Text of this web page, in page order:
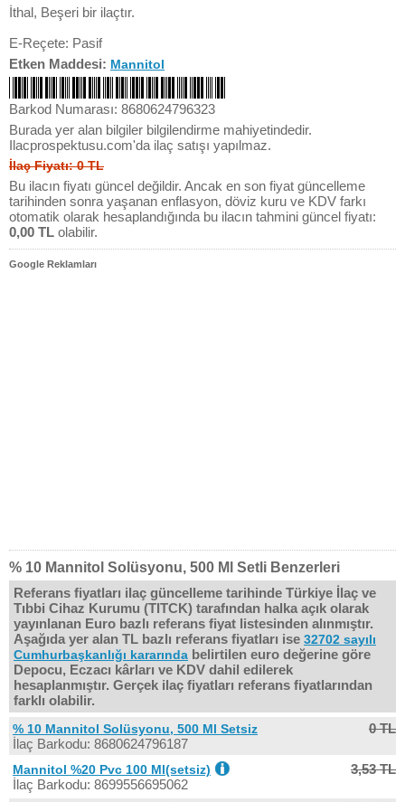
İthal, Beşeri bir ilaçtır.
E-Reçete: Pasif
Etken Maddesi: Mannitol
Barkod Numarası: 8680624796323
Burada yer alan bilgiler bilgilendirme mahiyetindedir.
Ilacprospektusu.com'da ilaç satışı yapılmaz.
İlaç Fiyatı: 0 TL
Bu ilacın fiyatı güncel değildir. Ancak en son fiyat güncelleme
tarihinden sonra yaşanan enflasyon, döviz kuru ve KDV farkı
otomatik olarak hesaplandığında bu ilacın tahmini güncel fiyatı:
0,00 TL olabilir.
Google Reklamları
% 10 Mannitol Solüsyonu, 500 Ml Setli Benzerleri
Referans fiyatları ilaç güncelleme tarihinde Türkiye İlaç ve
Tıbbi Cihaz Kurumu (TITCK) tarafından halka açık olarak
yayınlanan Euro bazlı referans fiyat listesinden alınmıştır.
Aşağıda yer alan TL bazlı referans fiyatları ise 32702 sayılı
Cumhurbaşkanlığı kararında belirtilen euro değerine göre
Depocu, Eczacı kârları ve KDV dahil edilerek
hesaplanmıştır. Gerçek ilaç fiyatları referans fiyatlarından
farklı olabilir.
% 10 Mannitol Solüsyonu, 500 Ml Setsiz
İlaç Barkodu: 8680624796187
0 TL
Mannitol %20 Pvc 100 Ml(setsiz)
İlaç Barkodu: 8699556695062
3,53 TL